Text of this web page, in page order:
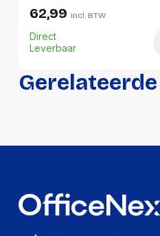
Breedte:
Hoogte:
Gewicht:
62,99 incl. BTW
Direct
Leverbaar